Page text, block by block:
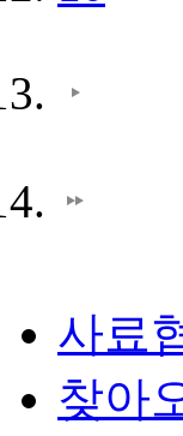
사료
찾아